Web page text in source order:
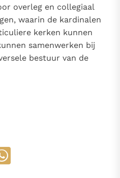
overleg en collegiaal
waarin de kardinalen
kerken kunnen
samenwerken bij
bestuur van de